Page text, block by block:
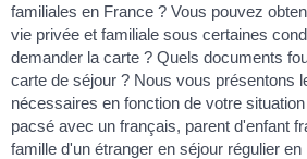
familiales en France ? Vous pouvez
vie privée et familiale sous certaines
demander la carte ? Quels documents
carte de séjour ? Nous vous présentons
nécessaires en fonction de votre
pacsé avec un français, parent d'enfant
famille d'un étranger en séjour régulier en